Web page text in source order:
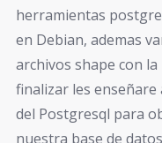
herramientas
en Debian, ademas
archivos shape con
finalizar les
del Postgresql para
nuestra base de